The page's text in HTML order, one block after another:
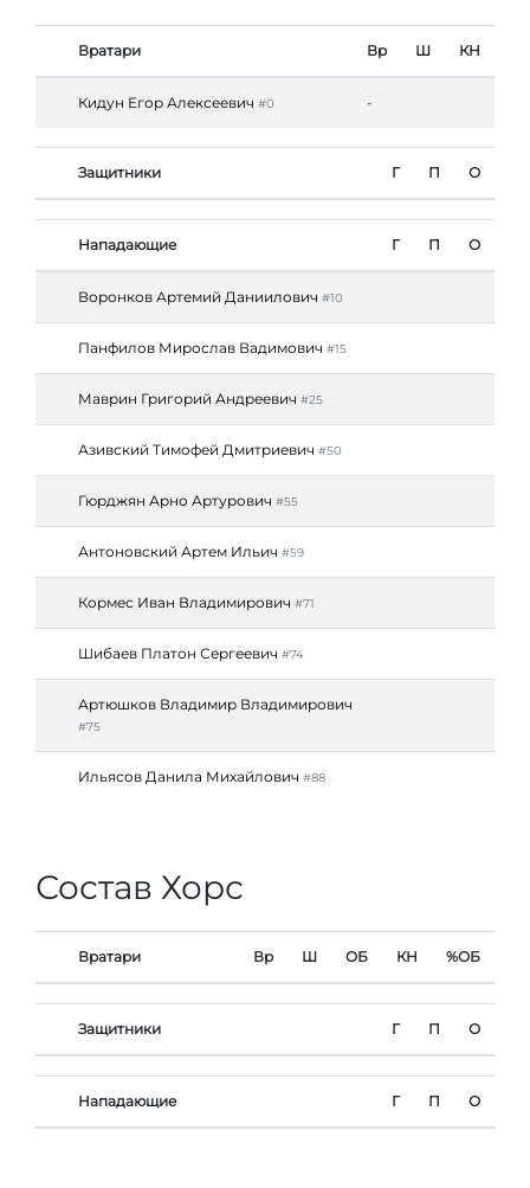
Вратари Вр Ш КН
Кидун Егор Алексеевич #0 -
Защитники Г П О
Нападающие Г П О
Воронков Артемий Даниилович #10
Панфилов Мирослав Вадимович #15
Маврин Григорий Андреевич #25
Азивский Тимофей Дмитриевич #50
Гюрджян Арно Артурович #55
Антоновский Артем Ильич #59
Кормес Иван Владимирович #71
Шибаев Платон Сергеевич #74
Артюшков Владимир Владимирович
#75
Ильясов Данила Михайлович #88
Состав Хорс
Вратари Вр Ш ОБ КН %ОБ
Защитники Г П О
Нападающие Г П О